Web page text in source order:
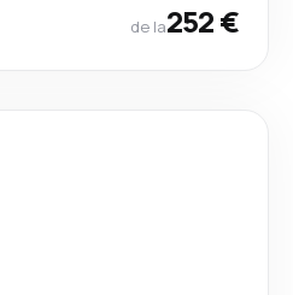
de la252 €